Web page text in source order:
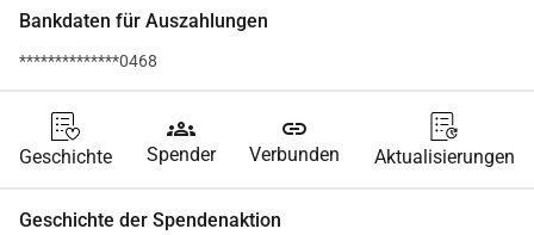
Bankdaten für Auszahlungen
**************0468
Geschichte
groups
Spender
link
Verbunden Aktualisierungen
Geschichte der Spendenaktion